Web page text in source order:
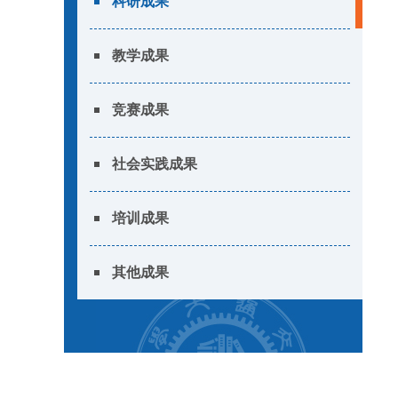
教学成果
竞赛成果
社会实践成果
培训成果
其他成果